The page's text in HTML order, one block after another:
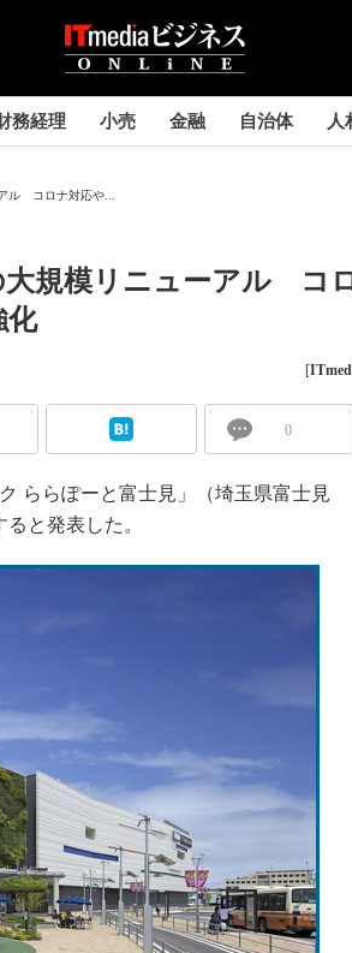
務経理 小売 金融 自治体 人
ル コロナ対応や...
大規模リニューアル コ
化
[
0
ららぽーと富士見」（埼玉県富士見
と発表した。